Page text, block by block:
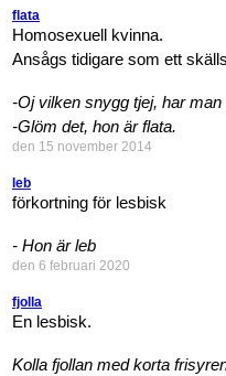
flata
Homosexuell kvinna.
Ansågs tidigare som ett
-Oj vilken snygg tjej, har
-Glöm det, hon är flata.
den 15 november 2014
leb
förkortning för lesbisk
- Hon är leb
den 6 februari 2020
fjolla
En lesbisk.
Kolla fjollan med korta